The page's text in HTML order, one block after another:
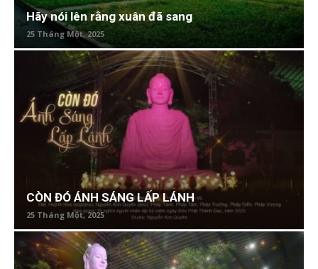
Hãy nói lên rằng xuân đã sang
25 Tháng Một, 2025
CÒN ĐÓ ÁNH SÁNG LẤP LÁNH
25 Tháng Một, 2025